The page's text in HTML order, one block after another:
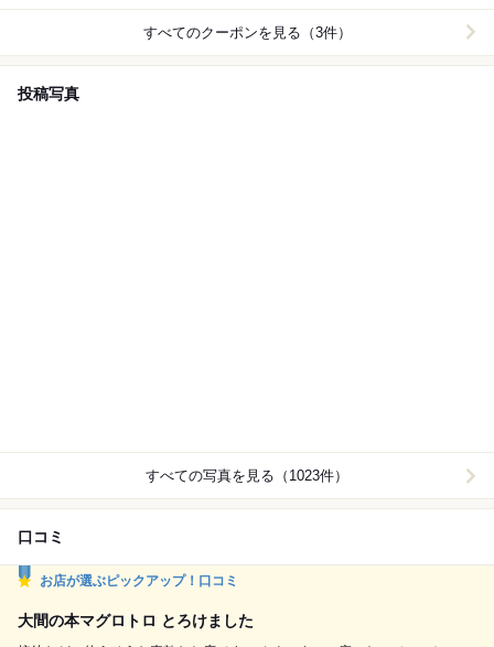
すべてのクーポンを見る（3件）
投稿写真
すべての写真を見る（1023件）
口コミ
お店が選ぶピックアップ！口コミ
大間の本マグロトロ とろけました